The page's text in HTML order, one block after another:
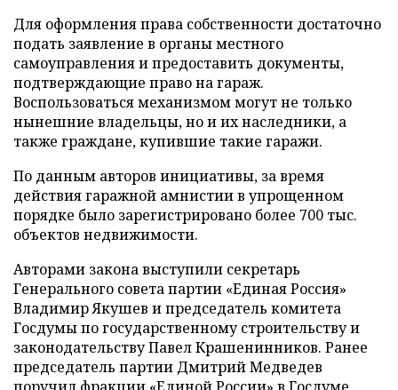
Для оформления права собственности достаточно
подать заявление в органы местного
самоуправления и предоставить документы,
подтверждающие право на гараж.
Воспользоваться механизмом могут не только
нынешние владельцы, но и их наследники, а
также граждане, купившие такие гаражи.
По данным авторов инициативы, за время
действия гаражной амнистии в упрощенном
порядке было зарегистрировано более 700 тыс.
объектов недвижимости.
Авторами закона выступили секретарь
Генерального совета партии «Единая Россия»
Владимир Якушев и председатель комитета
Госдумы по государственному строительству и
законодательству Павел Крашенинников. Ранее
председатель партии Дмитрий Медведев